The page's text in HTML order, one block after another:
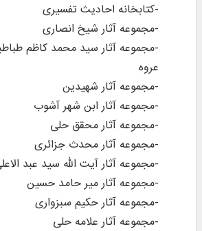
-کتابخانه احادیث تفسیری
-مجموعه آثار شیخ انصاری
-مجموعه آثار سید محمد کاظم
عروه
-مجموعه آثار شهیدین
-مجموعه آثار ابن شهر آشوب
-مجموعه آثار محقق حلی
-مجموعه آثار محدث جزائری
-مجموعه آثار آیت الله سید عبد
-مجموعه آثار میر حامد حسین
-مجموعه آثار حکیم سبزواری
-مجموعه آثار علامه حلی